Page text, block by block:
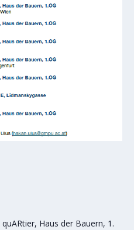
Haus der Bauern, 1.